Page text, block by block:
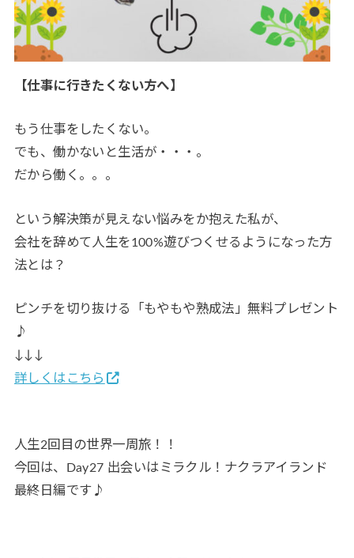
【仕事に行きたくない方へ】
もう仕事をしたくない。
でも、働かないと生活が・・・。
だから働く。。。
という解決策が見えない悩みをか抱えた私が、
会社を辞めて人生を100%遊びつくせるようになった方
法とは？
ピンチを切り抜ける「もやもや熟成法」無料プレゼント
♪
↓↓↓
詳しくはこちら
人生2回目の世界一周旅！！
今回は、Day27 出会いはミラクル！ナクラアイランド
最終日編です♪